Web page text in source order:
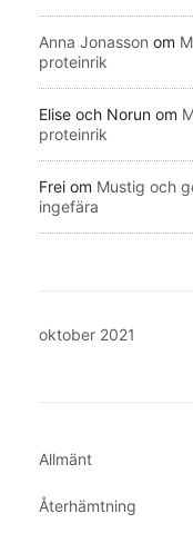
Anna Jonasson om
proteinrik
Elise och Norun om
proteinrik
Frei om Mustig och
ingefära
oktober 2021
Allmänt
Återhämtning